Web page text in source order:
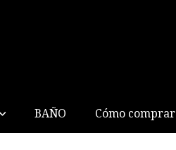
BAÑO Cómo comprar